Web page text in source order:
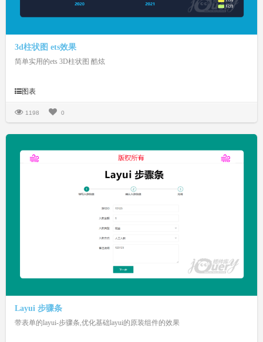
3d柱状图 ets效果
简单实用的ets 3D柱状图 酷炫
图表
1198 0
Layui 步骤条
带表单的layui-步骤条,优化基础layui的原装组件的效果